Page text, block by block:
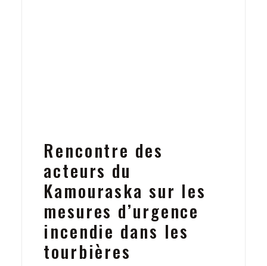
Rencontre des
acteurs du
Kamouraska sur les
mesures d’urgence
incendie dans les
tourbières